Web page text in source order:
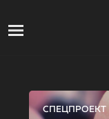
СПЕЦПРОЕКТ